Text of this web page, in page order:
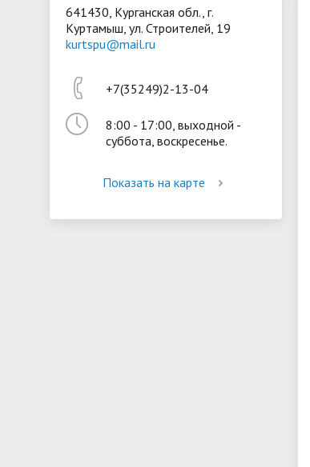
Материально-техническое
обеспечение и оснащённость
образовательного процесса
Президентская библиотека
641430, Курганская обл., г.
Куртамыш, ул. Строителей, 19
kurtspu@mail.ru
+7(35249)2-13-04
8:00 - 17:00, выходной -
суббота, воскресенье.
Показать на карте